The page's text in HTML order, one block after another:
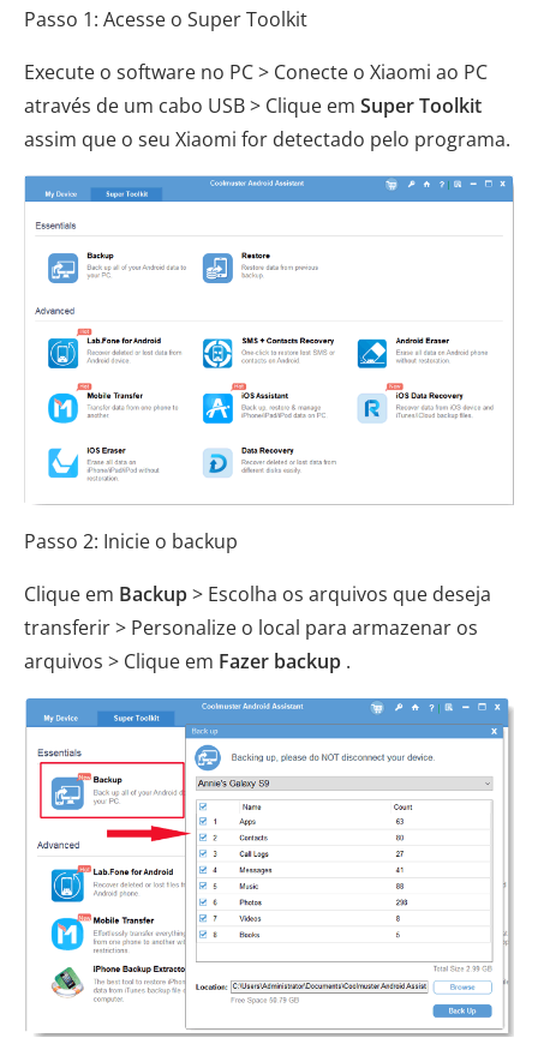
Passo 1: Acesse o Super Toolkit
Execute o software no PC > Conecte o Xiaomi ao PC
através de um cabo USB > Clique em Super Toolkit
assim que o seu Xiaomi for detectado pelo programa.
Passo 2: Inicie o backup
Clique em Backup> Escolha os arquivos que deseja
transferir > Personalize o local para armazenar os
arquivos > Clique em Fazer backup .